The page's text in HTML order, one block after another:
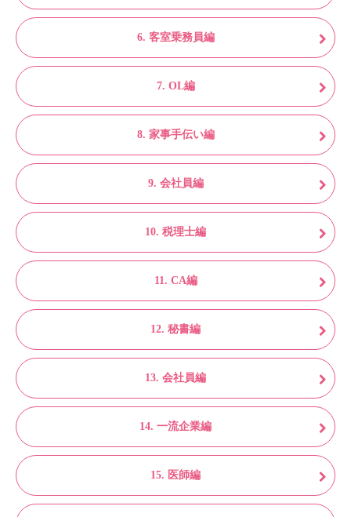
6. 客室乗務員編
7. OL編
8. 家事手伝い編
9. 会社員編
10. 税理士編
11. CA編
12. 秘書編
13. 会社員編
14. 一流企業編
15. 医師編